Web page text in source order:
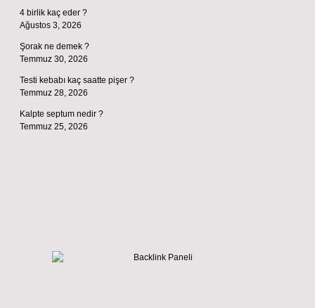
4 birlik kaç eder ?
Ağustos 3, 2026
Şorak ne demek ?
Temmuz 30, 2026
Testi kebabı kaç saatte pişer ?
Temmuz 28, 2026
Kalpte septum nedir ?
Temmuz 25, 2026